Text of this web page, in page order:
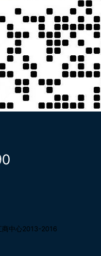
商中心2013-2016